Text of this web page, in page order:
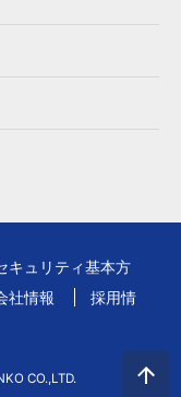
キュリティ基本方
社情報
採用情
CO.,LTD.